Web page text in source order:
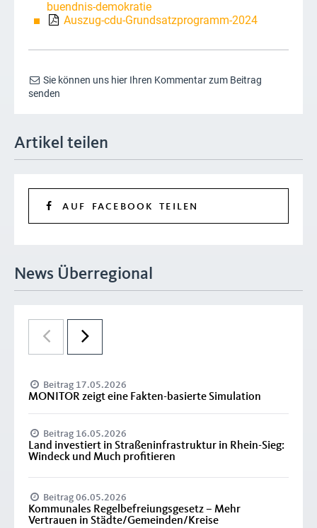
buendnis-demokratie
Auszug-cdu-Grundsatzprogramm-2024
Sie können uns hier Ihren Kommentar zum Beitrag
senden
Artikel teilen
AUF FACEBOOK TEILEN
News Überregional
Beitrag 17.05.2026
MONITOR zeigt eine Fakten-basierte Simulation
Beitrag 16.05.2026
Land investiert in Straßeninfrastruktur in Rhein-Sieg:
Windeck und Much profitieren
Beitrag 06.05.2026
Kommunales Regelbefreiungsgesetz – Mehr
Vertrauen in Städte/Gemeinden/Kreise